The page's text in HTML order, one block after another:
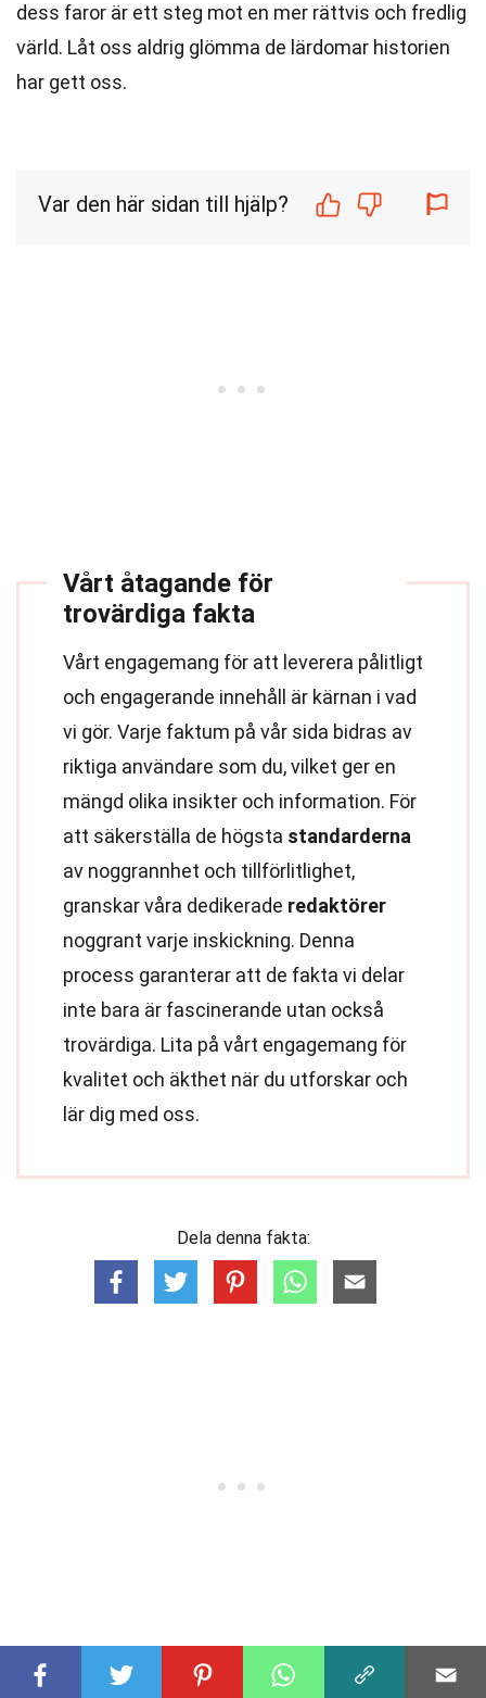
dess faror är ett steg mot en mer rättvis och fredlig
värld. Låt oss aldrig glömma de lärdomar historien
har gett oss.
Var den här sidan till hjälp?
Vårt åtagande för
trovärdiga fakta
Vårt engagemang för att leverera pålitligt
och engagerande innehåll är kärnan i vad
vi gör. Varje faktum på vår sida bidras av
riktiga användare som du, vilket ger en
mängd olika insikter och information. För
att säkerställa de högsta standarderna
av noggrannhet och tillförlitlighet,
granskar våra dedikerade redaktörer
noggrant varje inskickning. Denna
process garanterar att de fakta vi delar
inte bara är fascinerande utan också
trovärdiga. Lita på vårt engagemang för
kvalitet och äkthet när du utforskar och
lär dig med oss.
Dela denna fakta: